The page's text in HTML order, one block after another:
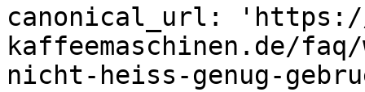
canonical_url: 'https://
kaffeemaschinen.de/
nicht-heiss-genug-